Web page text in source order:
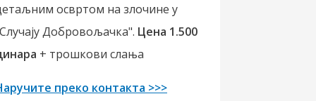
освртом на злочине у
Добровољачка". Цена 1.500
+ трошкови слања
преко контакта >>>